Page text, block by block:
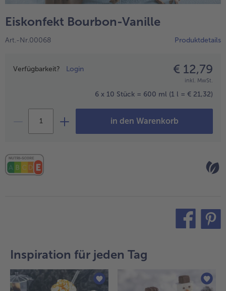
alle Obst
alle Süße Vielfalt
Confiserie & Feinkost
alle Küchenhelfer
Eiskonfekt Bourbon-Vanille
Art.-Nr.00068 Produktdetails
Preisangabe
Verfügbarkeit? Login € 12,79
inkl. MwSt.
6 x 10 Stück = 600 ml (1 l = € 21,32)
in den Warenkorb
Inspiration für jeden Tag